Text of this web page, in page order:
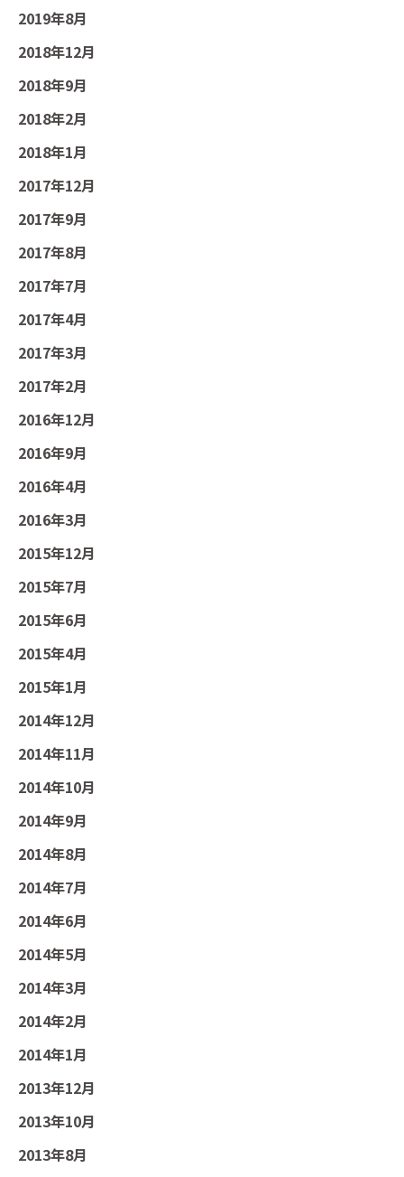
2019年8月
2018年12月
2018年9月
2018年2月
2018年1月
2017年12月
2017年9月
2017年8月
2017年7月
2017年4月
2017年3月
2017年2月
2016年12月
2016年9月
2016年4月
2016年3月
2015年12月
2015年7月
2015年6月
2015年4月
2015年1月
2014年12月
2014年11月
2014年10月
2014年9月
2014年8月
2014年7月
2014年6月
2014年5月
2014年3月
2014年2月
2014年1月
2013年12月
2013年10月
2013年8月